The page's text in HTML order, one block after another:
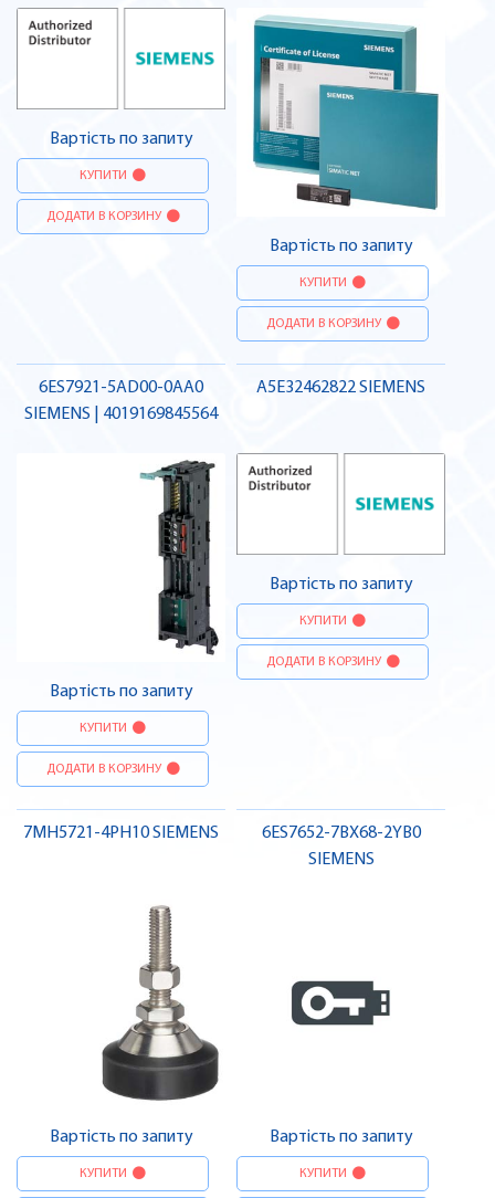
Вартість по запиту
КУПИТИ
ДОДАТИ В КОРЗИНУ
Вартість по запиту
КУПИТИ
ДОДАТИ В КОРЗИНУ
6ES7921-5AD00-0AA0
SIEMENS | 4019169845564
Вартість по запиту
КУПИТИ
ДОДАТИ В КОРЗИНУ
A5E32462822 SIEMENS
Вартість по запиту
КУПИТИ
ДОДАТИ В КОРЗИНУ
7MH5721-4PH10 SIEMENS
Вартість по запиту
КУПИТИ
6ES7652-7BX68-2YB0
SIEMENS
Вартість по запиту
КУПИТИ